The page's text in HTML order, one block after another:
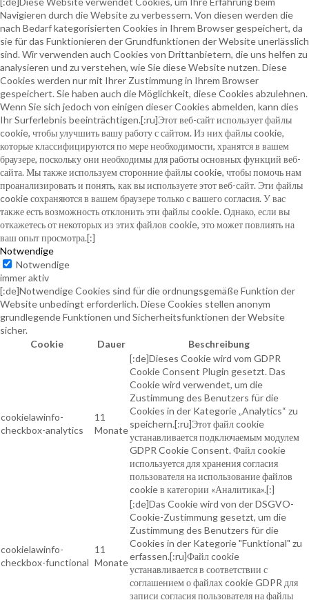
Navigieren durch die Website zu verbessern. Von diesen werden die
nach Bedarf kategorisierten Cookies in Ihrem Browser gespeichert, da
sie für das Funktionieren der Grundfunktionen der Website unerlässlich
sind. Wir verwenden auch Cookies von Drittanbietern, die uns helfen zu
analysieren und zu verstehen, wie Sie diese Website nutzen. Diese
Cookies werden nur mit Ihrer Zustimmung in Ihrem Browser
gespeichert. Sie haben auch die Möglichkeit, diese Cookies abzulehnen.
Wenn Sie sich jedoch von einigen dieser Cookies abmelden, kann dies
Ihr Surferlebnis beeinträchtigen.[:ru]Этот веб-сайт использует файлы
cookie, чтобы улучшить вашу работу с сайтом. Из них файлы cookie,
которые классифицируются по мере необходимости, хранятся в вашем
браузере, поскольку они необходимы для работы основных функций веб-
сайта. Мы также используем сторонние файлы cookie, чтобы помочь нам
проанализировать и понять, как вы используете этот веб-сайт. Эти файлы
cookie сохраняются в вашем браузере только с вашего согласия. У вас
также есть возможность отклонить эти файлы cookie. Однако, если вы
откажетесь от некоторых из этих файлов cookie, это может повлиять на
ваш опыт просмотра.[:]
Notwendige
Notwendige
immer aktiv
[:de]Notwendige Cookies sind für die ordnungsgemäße Funktion der
Website unbedingt erforderlich. Diese Cookies stellen anonym
grundlegende Funktionen und Sicherheitsfunktionen der Website
sicher.
Cookie
Dauer Beschreibung
cookielawinfo-
checkbox-analytics
11
Monate
[:de]Dieses Cookie wird vom GDPR
Cookie Consent Plugin gesetzt. Das
Cookie wird verwendet, um die
Zustimmung des Benutzers für die
Cookies in der Kategorie „Analytics“ zu
speichern.[:ru]Этот файл cookie
устанавливается подключаемым модулем
GDPR Cookie Consent. Файл cookie
используется для хранения согласия
пользователя на использование файлов
cookie в категории «Аналитика».[:]
cookielawinfo-
checkbox-functional
11
Monate
[:de]Das Cookie wird von der DSGVO-
Cookie-Zustimmung gesetzt, um die
Zustimmung des Benutzers für die
Cookies in der Kategorie "Funktional" zu
erfassen.[:ru]Файл cookie
устанавливается в соответствии с
соглашением о файлах cookie GDPR для
записи согласия пользователя на файлы